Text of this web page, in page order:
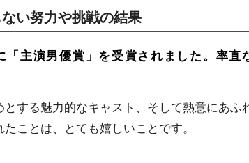
い努力や挑戦の結果
主演男優賞」を受賞されました。率直
とする魅力的なキャスト、そして熱意にあふ
ことは、とても嬉しいことです。